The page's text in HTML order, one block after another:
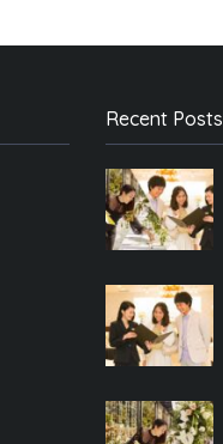
Recent Posts